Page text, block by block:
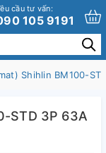
cầu tư vấn:
105 9191
Shihlin BM100-
STD 3P 63A